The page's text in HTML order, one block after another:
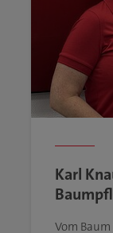
Karl
Vom